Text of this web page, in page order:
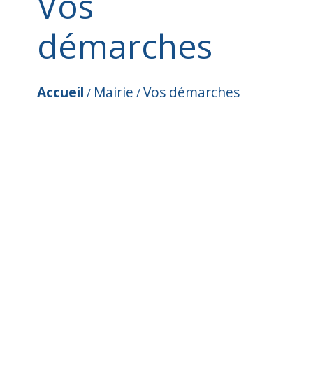
démarches
Accueil / Mairie /Vos démarches